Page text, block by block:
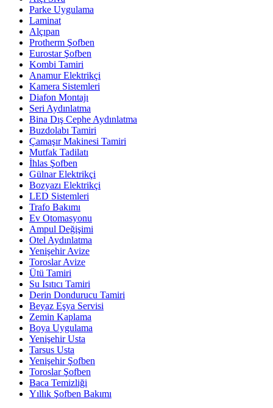
Parke Uygulama
Laminat
Alçıpan
Protherm Şofben
Eurostar Şofben
Kombi Tamiri
Anamur Elektrikçi
Kamera Sistemleri
Diafon Montajı
Seri Aydınlatma
Bina Dış Cephe Aydınlatma
Buzdolabı Tamiri
Çamaşır Makinesi Tamiri
Mutfak Tadilatı
İhlas Şofben
Gülnar Elektrikçi
Bozyazı Elektrikçi
LED Sistemleri
Trafo Bakımı
Ev Otomasyonu
Ampul Değişimi
Otel Aydınlatma
Yenişehir Avize
Toroslar Avize
Ütü Tamiri
Su Isıtıcı Tamiri
Derin Dondurucu Tamiri
Beyaz Eşya Servisi
Zemin Kaplama
Boya Uygulama
Yenişehir Usta
Tarsus Usta
Yenişehir Şofben
Toroslar Şofben
Baca Temizliği
Yıllık Şofben Bakımı